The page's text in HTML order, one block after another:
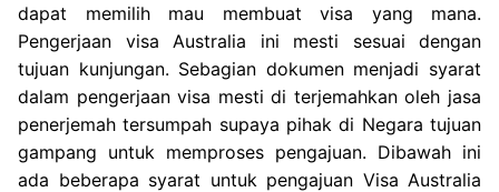
dapat memilih mau membuat visa yang mana.
Pengerjaan visa Australia ini mesti sesuai dengan
tujuan kunjungan. Sebagian dokumen menjadi syarat
dalam pengerjaan visa mesti di terjemahkan oleh jasa
penerjemah tersumpah supaya pihak di Negara tujuan
gampang untuk memproses pengajuan. Dibawah ini
ada beberapa syarat untuk pengajuan Visa Australia